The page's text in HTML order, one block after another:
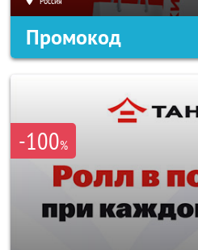
Промокод
-100%